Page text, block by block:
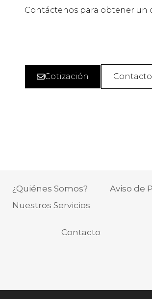
Contáctenos para obtener un
Cotización Contacto
¿Quiénes Somos?
Nuestros Servicios
Aviso de
Contacto